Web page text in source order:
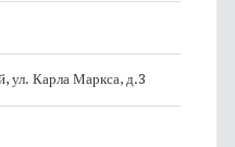
ул. Карла Маркса, д.3